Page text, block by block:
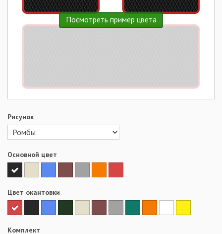
Посмотреть пример цвета
Рисунок
Основной цвет
Цвет окантовки
Комплект